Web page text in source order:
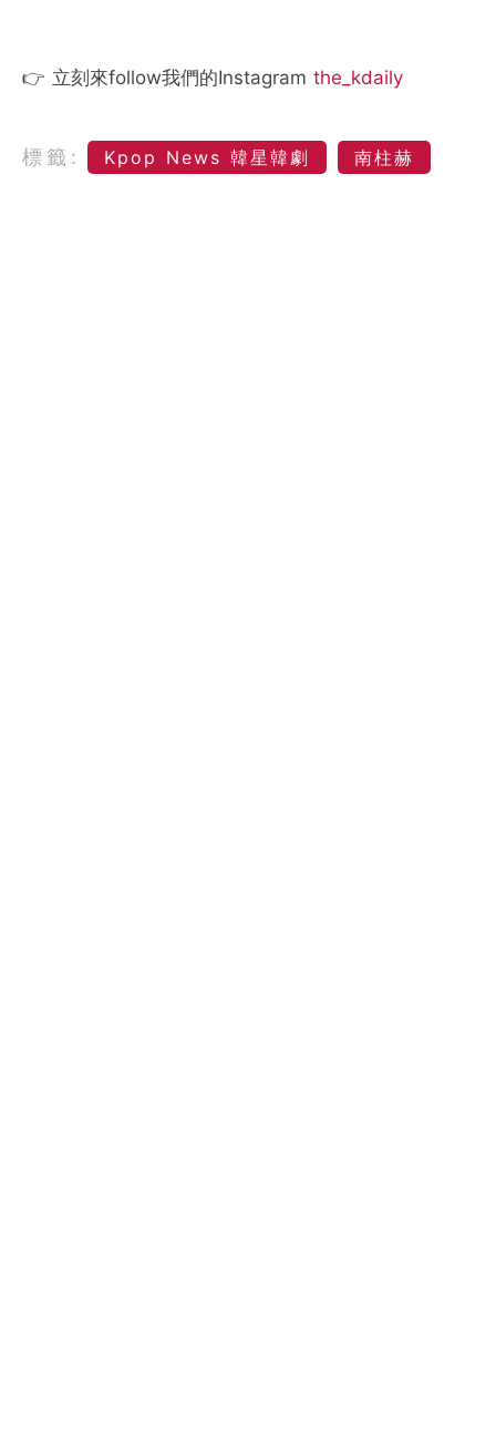
👉 立刻來follow我們的Instagram the_kdaily
標籤: Kpop News 韓星韓劇 南柱赫